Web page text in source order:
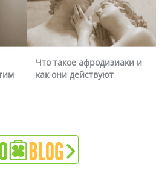
Что такое афродизиаки и
как они действуют